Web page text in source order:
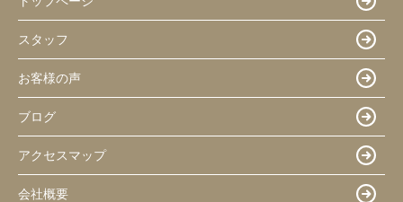
スタッフ
お客様の声
ブログ
アクセスマップ
会社概要